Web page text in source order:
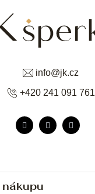
info@jk.cz
+420 241 091 761